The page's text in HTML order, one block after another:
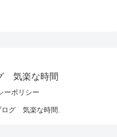
気楽な時間
ーポリシー
グ 気楽な時間.